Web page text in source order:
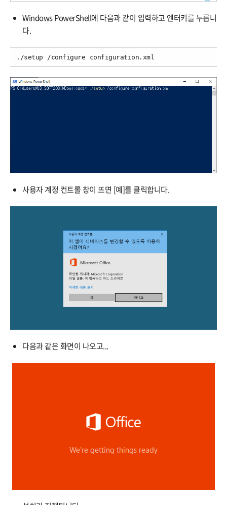
Windows PowerShell에 다음과 같이 입력하고 엔터키를 누릅니
다.
./setup /configure configuration.xml
사용자 계정 컨트롤 창이 뜨면 [예]를 클릭합니다.
다음과 같은 화면이 나오고...